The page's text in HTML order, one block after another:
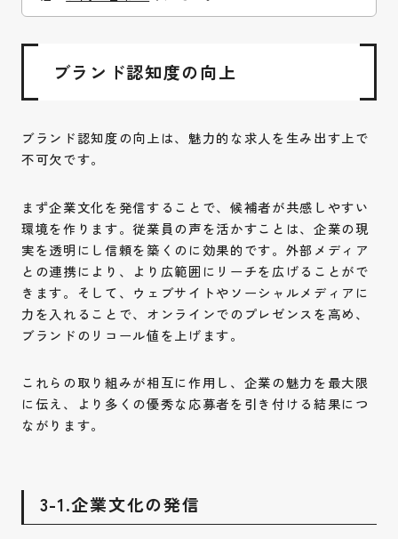
ブランド認知度の向上
ブランド認知度の向上は、魅力的な求人を生み出す上で
不可欠です。
まず企業文化を発信することで、候補者が共感しやすい
環境を作ります。従業員の声を活かすことは、企業の現
実を透明にし信頼を築くのに効果的です。外部メディア
との連携により、より広範囲にリーチを広げることがで
きます。そして、ウェブサイトやソーシャルメディアに
力を入れることで、オンラインでのプレゼンスを高め、
ブランドのリコール値を上げます。
これらの取り組みが相互に作用し、企業の魅力を最大限
に伝え、より多くの優秀な応募者を引き付ける結果につ
ながります。
3-1.企業文化の発信